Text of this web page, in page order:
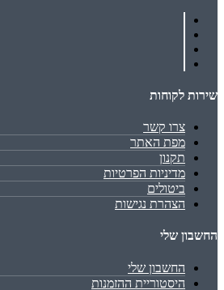
שירות לקוחות
צרו קשר
מפת האתר
תקנון
מדיניות הפרטיות
ביטולים
הצהרת נגישות
החשבון שלי
החשבון שלי
היסטוריית ההזמנות